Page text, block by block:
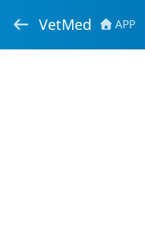
VetMed APP